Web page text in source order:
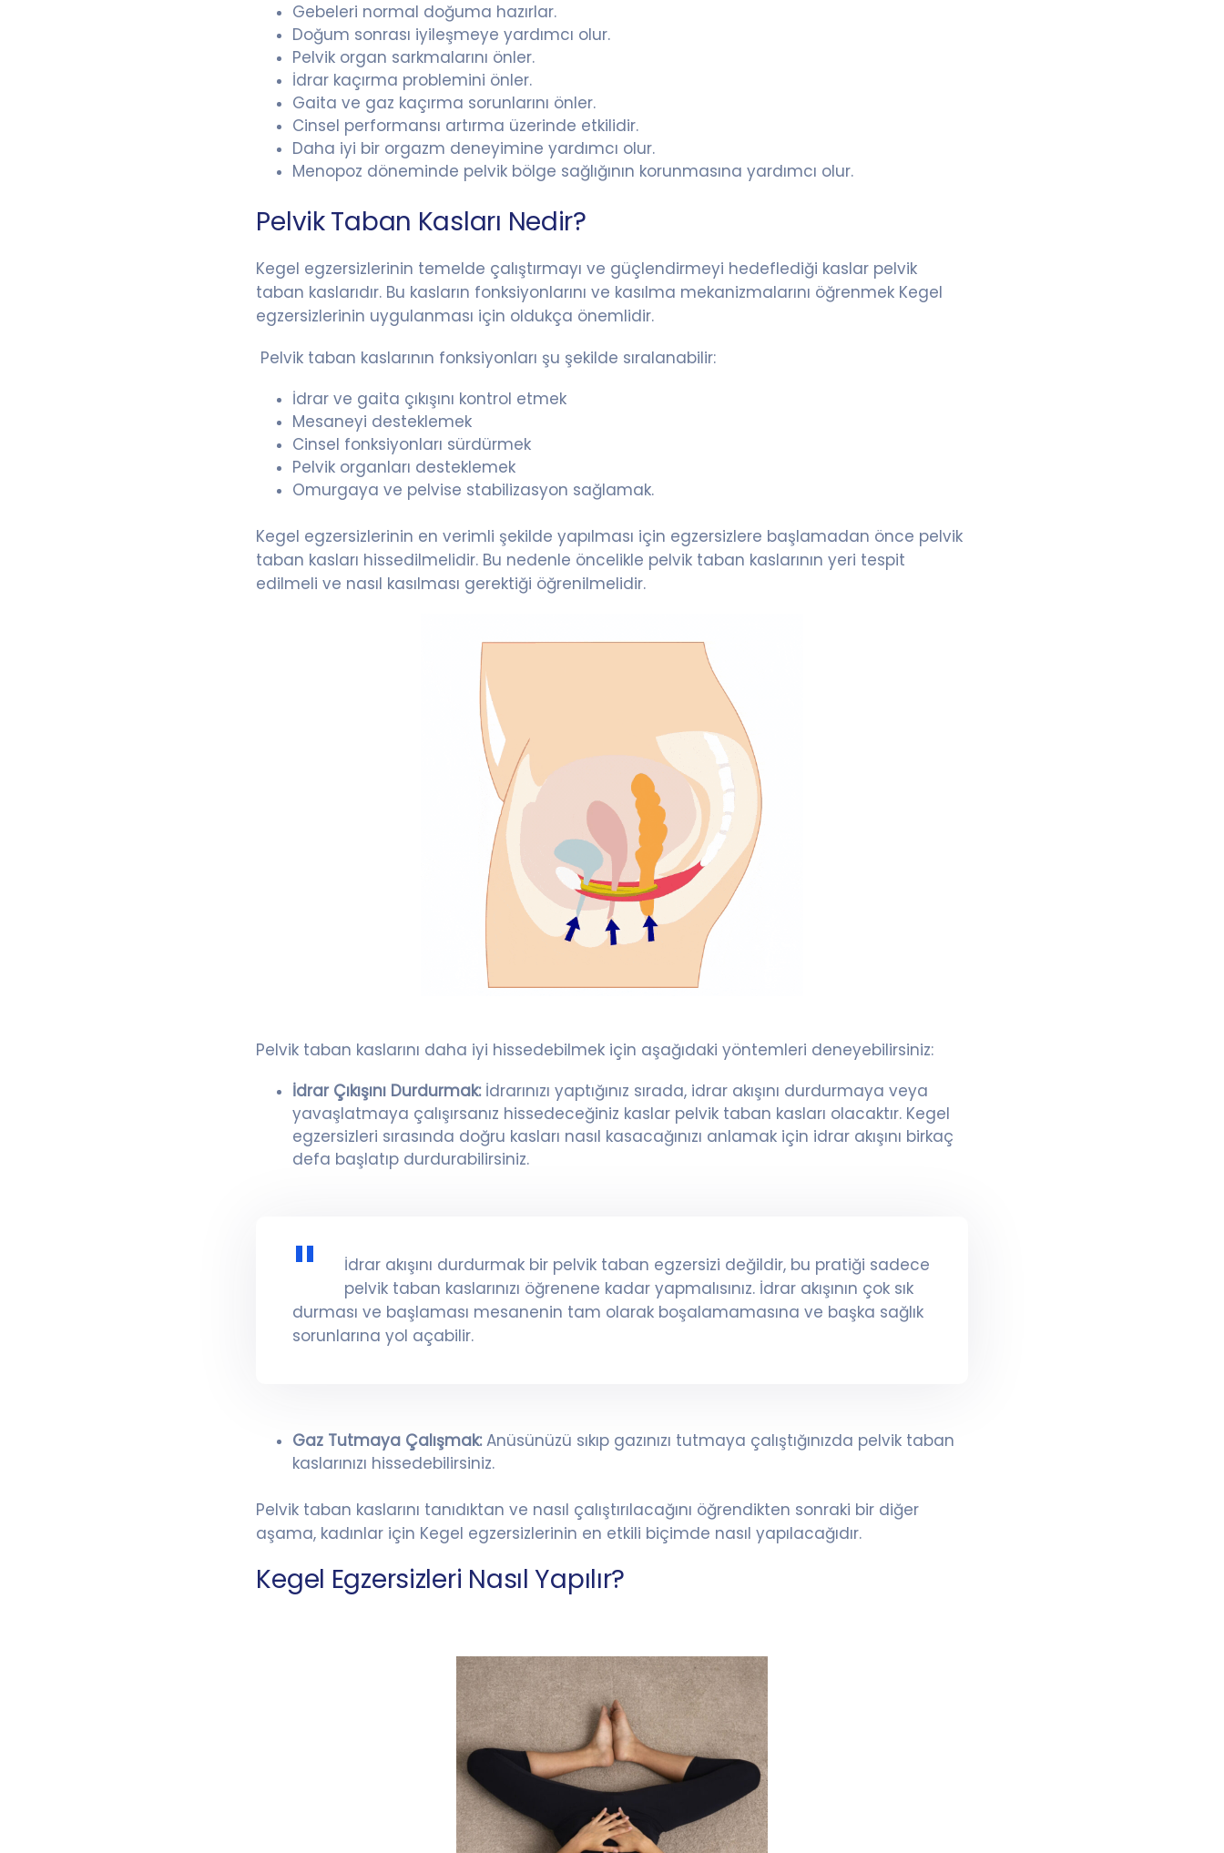
Gebeleri normal doğuma hazırlar.
Doğum sonrası iyileşmeye yardımcı olur.
Pelvik organ sarkmalarını önler.
İdrar kaçırma problemini önler.
Gaita ve gaz kaçırma sorunlarını önler.
Cinsel performansı artırma üzerinde etkilidir.
Daha iyi bir orgazm deneyimine yardımcı olur.
Menopoz döneminde pelvik bölge sağlığının korunmasına yardımcı olur.
Pelvik Taban Kasları Nedir?
Kegel egzersizlerinin temelde çalıştırmayı ve güçlendirmeyi hedeflediği kaslar pelvik
taban kaslarıdır. Bu kasların fonksiyonlarını ve kasılma mekanizmalarını öğrenmek Kegel
egzersizlerinin uygulanması için oldukça önemlidir.
Pelvik taban kaslarının fonksiyonları şu şekilde sıralanabilir:
İdrar ve gaita çıkışını kontrol etmek
Mesaneyi desteklemek
Cinsel fonksiyonları sürdürmek
Pelvik organları desteklemek
Omurgaya ve pelvise stabilizasyon sağlamak.
Kegel egzersizlerinin en verimli şekilde yapılması için egzersizlere başlamadan önce pelvik
taban kasları hissedilmelidir. Bu nedenle öncelikle pelvik taban kaslarının yeri tespit
edilmeli ve nasıl kasılması gerektiği öğrenilmelidir.
Pelvik taban kaslarını daha iyi hissedebilmek için aşağıdaki yöntemleri deneyebilirsiniz:
İdrar Çıkışını Durdurmak:İdrarınızı yaptığınız sırada, idrar akışını durdurmaya veya
yavaşlatmaya çalışırsanız hissedeceğiniz kaslar pelvik taban kasları olacaktır. Kegel
egzersizleri sırasında doğru kasları nasıl kasacağınızı anlamak için idrar akışını birkaç
defa başlatıp durdurabilirsiniz.
İdrar akışını durdurmak bir pelvik taban egzersizi değildir, bu pratiği sadece
pelvik taban kaslarınızı öğrenene kadar yapmalısınız. İdrar akışının çok sık
durması ve başlaması mesanenin tam olarak boşalamamasına ve başka sağlık
sorunlarına yol açabilir.
Gaz Tutmaya Çalışmak:Anüsünüzü sıkıp gazınızı tutmaya çalıştığınızda pelvik taban
kaslarınızı hissedebilirsiniz.
Pelvik taban kaslarını tanıdıktan ve nasıl çalıştırılacağını öğrendikten sonraki bir diğer
aşama, kadınlar için Kegel egzersizlerinin en etkili biçimde nasıl yapılacağıdır.
Kegel Egzersizleri Nasıl Yapılır?